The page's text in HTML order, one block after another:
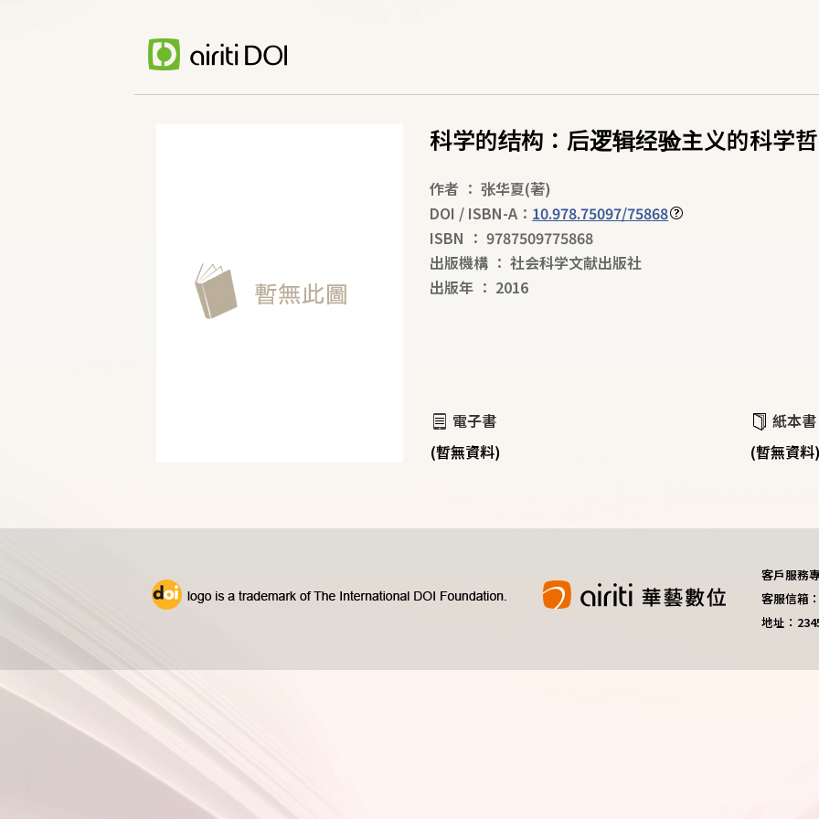
科学的结构：后逻辑经验主义的科学
作者 ： 张华夏(著)
DOI / ISBN-A： 10.978.75097/75868
ISBN ： 9787509775868
出版機構 ： 社会科学文献出版社
出版年 ： 2016
電子書
(暫無資料)
紙本書
(暫無資
客戶服務
客服信箱
地址：